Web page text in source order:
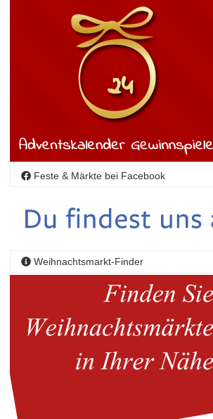
Feste & Märkte bei Facebook
Weihnachtsmarkt-Finder